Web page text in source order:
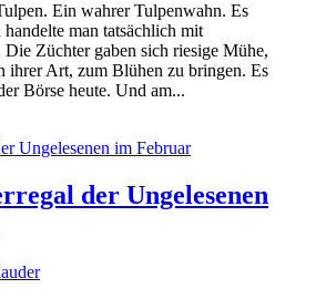
Ein wahrer Tulpenwahn. Es
handelte man tatsächlich mit
Züchter gaben sich riesige Mühe,
ihrer Art, zum Blühen zu bringen. Es
Börse heute. Und am...
der Ungelesenen